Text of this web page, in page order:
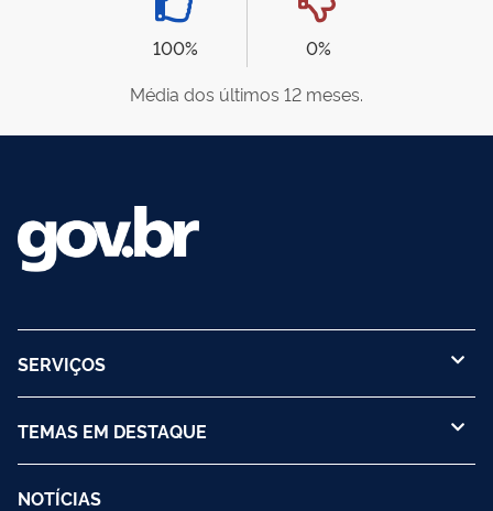
100%
0%
Média dos últimos 12 meses.
SERVIÇOS
TEMAS EM DESTAQUE
NOTÍCIAS